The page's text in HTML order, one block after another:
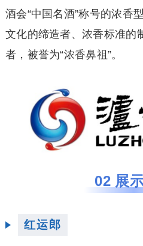
酒会“中国名酒”称号的浓香
文化的缔造者、浓香标准的
者，被誉为“浓香鼻祖”。
02 展
红运郎